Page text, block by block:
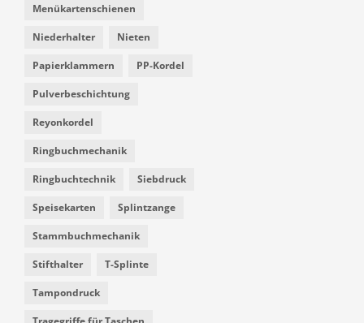
Menükartenschienen
Niederhalter Nieten
Papierklammern PP-Kordel
Pulverbeschichtung
Reyonkordel
Ringbuchmechanik
Ringbuchtechnik Siebdruck
Speisekarten Splintzange
Stammbuchmechanik
Stifthalter T-Splinte
Tampondruck